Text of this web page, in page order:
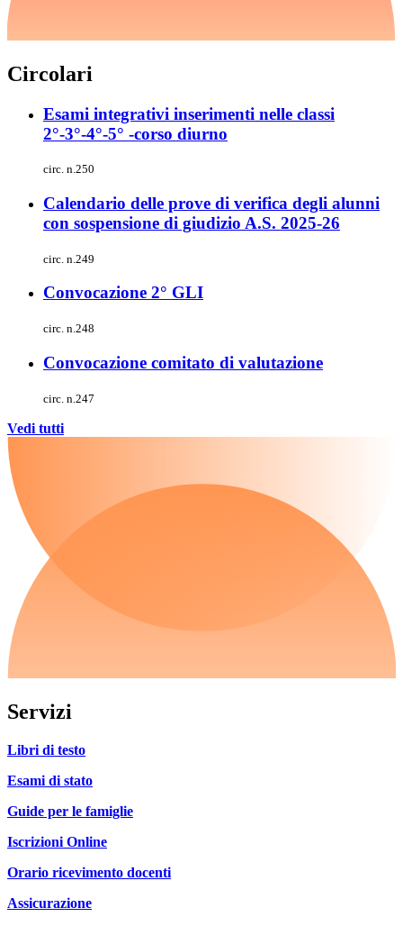
Circolari
Esami integrativi inserimenti nelle classi
2°-3°-4°-5° -corso diurno
circ. n.250
Calendario delle prove di verifica degli alunni
con sospensione di giudizio A.S. 2025-26
circ. n.249
Convocazione 2° GLI
circ. n.248
Convocazione comitato di valutazione
circ. n.247
Vedi tutti
Servizi
Libri di testo
Esami di stato
Guide per le famiglie
Iscrizioni Online
Orario ricevimento docenti
Assicurazione